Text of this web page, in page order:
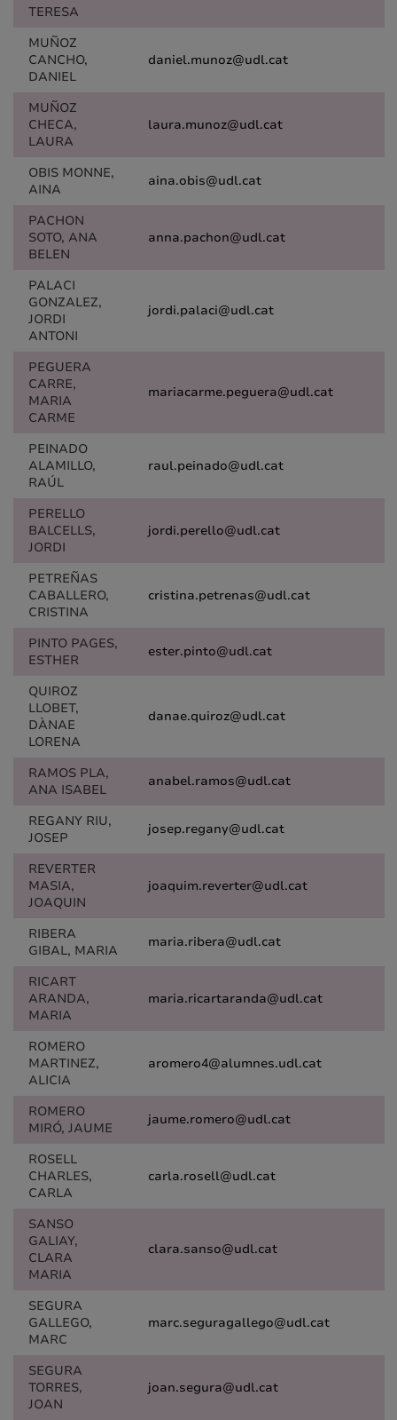
TERESA
MUÑOZ
CANCHO,
DANIEL
daniel.munoz@udl.cat
MUÑOZ
CHECA,
LAURA
laura.munoz@udl.cat
OBIS MONNE,
AINA
aina.obis@udl.cat
PACHON
SOTO, ANA
BELEN
anna.pachon@udl.cat
PALACI
GONZALEZ,
JORDI
ANTONI
jordi.palaci@udl.cat
PEGUERA
CARRE,
MARIA
CARME
mariacarme.peguera@udl.cat
PEINADO
ALAMILLO,
RAÚL
raul.peinado@udl.cat
PERELLO
BALCELLS,
JORDI
jordi.perello@udl.cat
PETREÑAS
CABALLERO,
CRISTINA
cristina.petrenas@udl.cat
PINTO PAGES,
ESTHER
ester.pinto@udl.cat
QUIROZ
LLOBET,
DÀNAE
LORENA
danae.quiroz@udl.cat
RAMOS PLA,
ANA ISABEL
anabel.ramos@udl.cat
REGANY RIU,
JOSEP
josep.regany@udl.cat
REVERTER
MASIA,
JOAQUIN
joaquim.reverter@udl.cat
RIBERA
GIBAL, MARIA
maria.ribera@udl.cat
RICART
ARANDA,
MARIA
maria.ricartaranda@udl.cat
ROMERO
MARTINEZ,
ALICIA
aromero4@alumnes.udl.cat
ROMERO
MIRÓ, JAUME
jaume.romero@udl.cat
ROSELL
CHARLES,
CARLA
carla.rosell@udl.cat
SANSO
GALIAY,
CLARA
MARIA
clara.sanso@udl.cat
SEGURA
GALLEGO,
MARC
marc.seguragallego@udl.cat
SEGURA
TORRES,
JOAN
joan.segura@udl.cat